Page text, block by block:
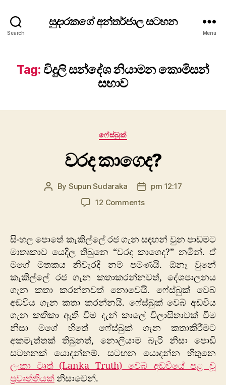
Search
සුදාරකගේ අන්තර්ජාල සටහන
Menu
Tag: විදුලි සන්දේශ නියාමන කොමිසන්
සභාව
Categories
ෆේස්බුක්
වරද කාගෙද?
Post
By Supun Sudaraka
Postpm 12:17
12 Commentson
සිංහල පොතේ කැකිල්ලේ රජ ගැන සඳහන් වුන පාඩමට
මාතෘකාව යෙදිල තිබුනෙ “වරද කාගෙද?” නමින්. ඒ
මගේ මතකය නිවැරදි නම් පමණයි. ඕනෑ වුනේ
කැකිල්ලේ රජ ගැන කතාකරන්නවත්, දේශපාලනය
ගැන කතා කරන්නවත් නොවෙයි. ෆේස්බුක් වෙබ්
අඩවිය ගැන කතා කරන්නයි. ෆේස්බුක් වෙබ් අඩවිය
ගැන කතිකා ඇති වීම දැන් කාලේ විලාසිතාවක් වීම
නිසා මගේ හිතේ ෆේස්බුක් ගැන කතාකිරීමට
අකමැත්තක් තිබුනත්, නොලියාම බැරි නිසා පොඩි
සටහනක් යොදන්නම්. සටහන යොදන්න හිතුනෙ
ලංකා ටෘත් (Lanka Truth) වෙබ් අඩවියේ පළ වූ
ප්‍රවෘත්තියක් නිසාවෙන්.